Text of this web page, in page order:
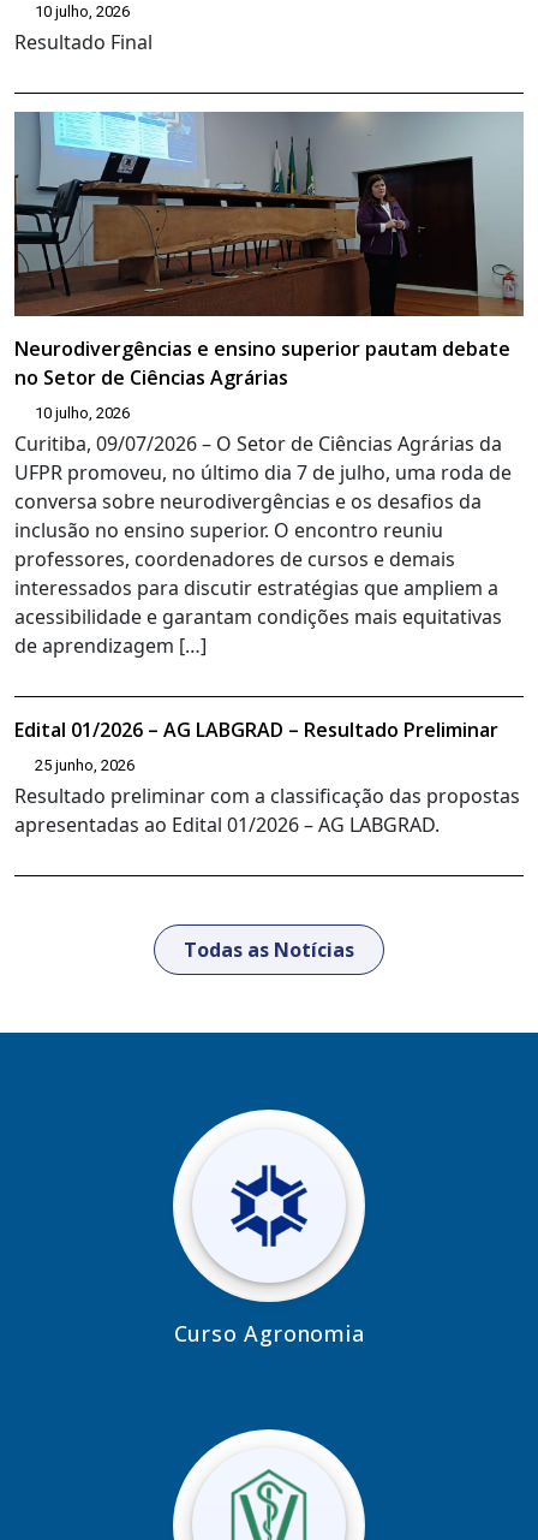
10 julho, 2026
Resultado Final
Neurodivergências e ensino superior pautam debate
no Setor de Ciências Agrárias
10 julho, 2026
Curitiba, 09/07/2026 – O Setor de Ciências Agrárias da
UFPR promoveu, no último dia 7 de julho, uma roda de
conversa sobre neurodivergências e os desafios da
inclusão no ensino superior. O encontro reuniu
professores, coordenadores de cursos e demais
interessados para discutir estratégias que ampliem a
acessibilidade e garantam condições mais equitativas
de aprendizagem […]
Edital 01/2026 – AG LABGRAD – Resultado Preliminar
25 junho, 2026
Resultado preliminar com a classificação das propostas
apresentadas ao Edital 01/2026 – AG LABGRAD.
Todas as Notícias
Curso Agronomia